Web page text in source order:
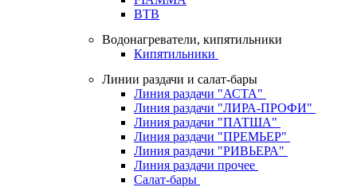
BTB
Водонагреватели, кипятильники
Кипятильники
Линии раздачи и салат-бары
Линия раздачи "АСТА"
Линия раздачи "ЛИРА-ПРОФИ"
Линия раздачи "ПАТША"
Линия раздачи "ПРЕМЬЕР"
Линия раздачи "РИВЬЕРА"
Линия раздачи прочее
Салат-бары